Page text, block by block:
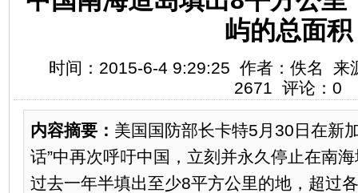
屿的总面积
时间：2015-6-4 9:29:25 作者：佚名 来
2671 评论： 0
内容摘要： 美国国防部长卡特5月30日在新
话”中再次呼吁中国，立刻并永久停止在南
过去一年半填出至少8平方公里的地，超过